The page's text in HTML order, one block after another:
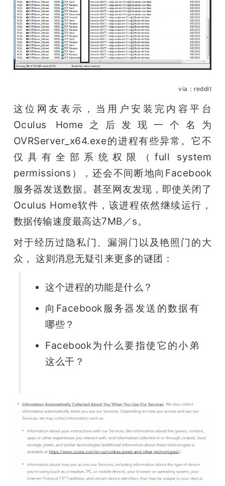
题
爱
搞
via：reddit
这位网友表示，当用户安装完内容平台
Oculus Home之后发现一个名为
OVRServer_x64.exe的进程有些异常。它不
仅具有全部系统权限（full system
permissions），还会不间断地向Facebook
服务器发送数据。甚至网友发现，即使关闭了
Oculus Home软件，该进程依然继续运行，
数据传输速度最高达7MB／s。
对于经历过隐私门、漏洞门以及艳照门的大
众， 这则消息无疑引来更多的谜团：
这个进程的功能是什么？
向Facebook服务器发送的数据有
哪些？
Facebook为什么要指使它的小弟
这么干？